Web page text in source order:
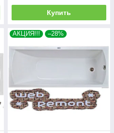
Купить
АКЦИЯ!!! –28%